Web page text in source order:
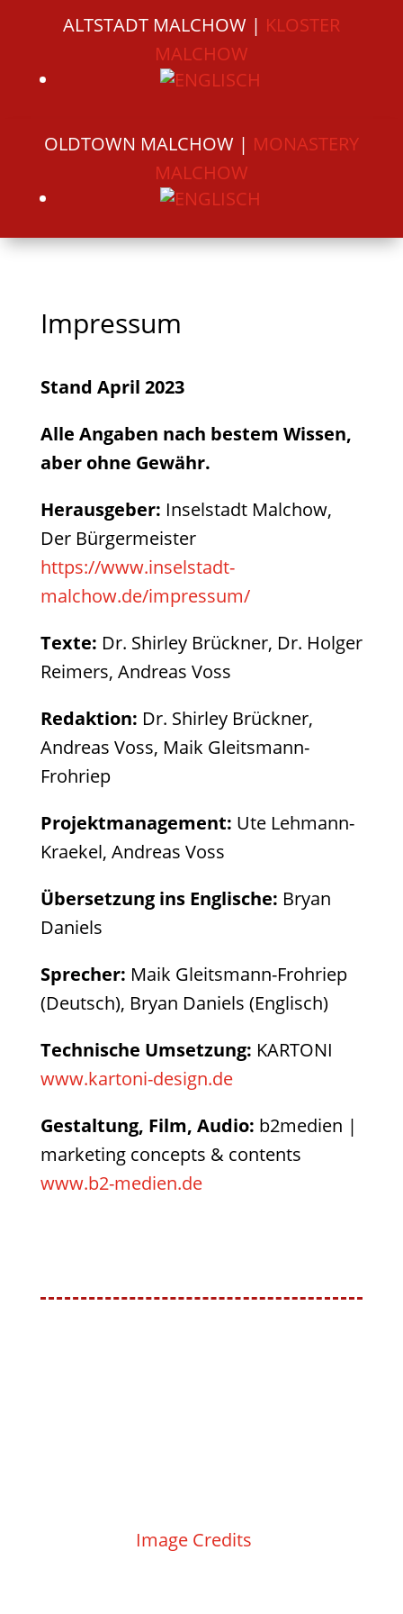
ALTSTADT MALCHOW | KLOSTER
MALCHOW
OLDTOWN MALCHOW | MONASTERY
MALCHOW
Impressum
Stand April 2023
Alle Angaben nach bestem Wissen,
aber ohne Gewähr.
Herausgeber: Inselstadt Malchow,
Der Bürgermeister
https://www.inselstadt-
malchow.de/impressum/
Texte: Dr. Shirley Brückner, Dr. Holger
Reimers, Andreas Voss
Redaktion: Dr. Shirley Brückner,
Andreas Voss, Maik Gleitsmann-
Frohriep
Projektmanagement: Ute Lehmann-
Kraekel, Andreas Voss
Übersetzung ins Englische: Bryan
Daniels
Sprecher: Maik Gleitsmann-Frohriep
(Deutsch), Bryan Daniels (Englisch)
Technische Umsetzung: KARTONI
www.kartoni-design.de
Gestaltung, Film, Audio: b2medien |
marketing concepts & contents
www.b2-medien.de
Image Credits